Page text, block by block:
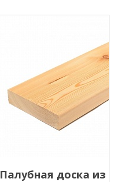
Палубная доска из